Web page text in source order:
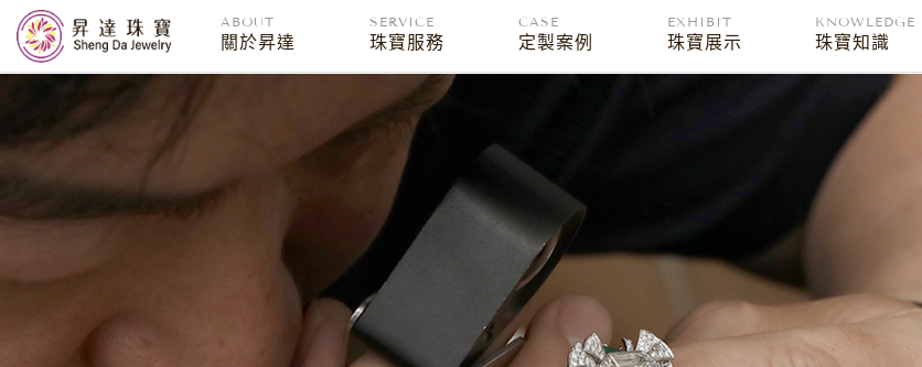
ABOUT
關於昇達
SERVICE
珠寶服務
CASE
定製案例
EXHIBIT
珠寶展示
KNOWLEDGE
珠寶知識